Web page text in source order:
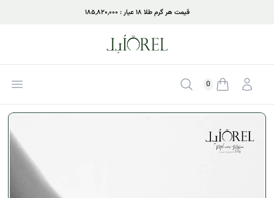
قیمت هر گرم طلا ۱۸ عیار : ۱۸۵,۸۲۰,۰۰۰
جستجو 0 موجودی سبد خرید ورود